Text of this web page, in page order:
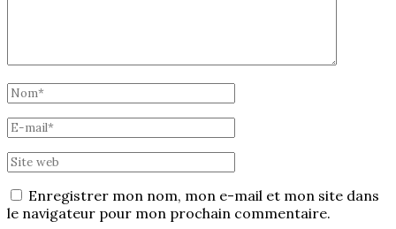
Enregistrer mon nom, mon e-mail et mon site dans
le navigateur pour mon prochain commentaire.